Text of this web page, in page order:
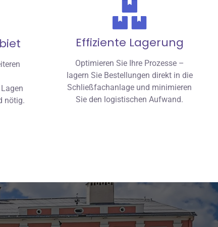
nötig.
Effiziente Lagerung
Optimieren Sie Ihre Prozesse –
lagern Sie Bestellungen direkt in die
Schließfachanlage und minimieren
Sie den logistischen Aufwand.